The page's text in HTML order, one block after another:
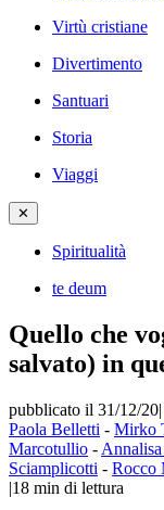
Virtù cristiane
Divertimento
Santuari
Storia
Viaggi
✕
Spiritualità
te deum
Quello che
salvato) in
pubblicato il 31/12/20|
Paola Belletti - Mirko
Marcotullio -
Sciamplicotti - Rocco
|18 min di lettura